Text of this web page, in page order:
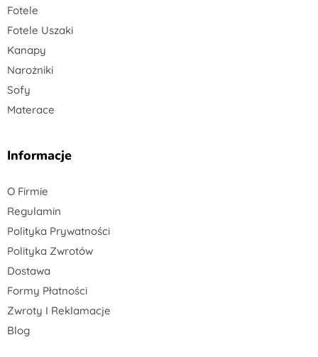
Fotele
Fotele Uszaki
Kanapy
Narożniki
Sofy
Materace
Informacje
O Firmie
Regulamin
Polityka Prywatności
Polityka Zwrotów
Dostawa
Formy Płatności
Zwroty I Reklamacje
Blog